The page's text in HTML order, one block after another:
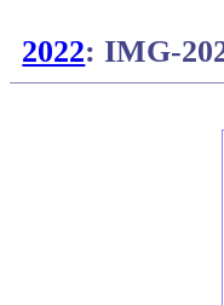
2022: IMG-